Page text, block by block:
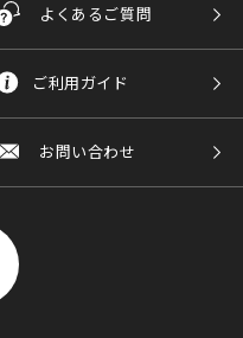
よくあるご質問
ご利用ガイド
お問い合わせ